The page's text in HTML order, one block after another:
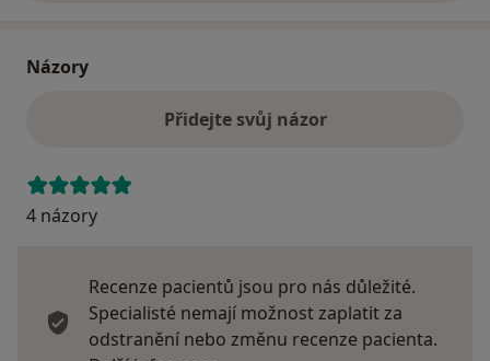
Názory
Přidejte svůj názor
4 názory
Recenze pacientů jsou pro nás důležité.
Specialisté nemají možnost zaplatit za
odstranění nebo změnu recenze pacienta.